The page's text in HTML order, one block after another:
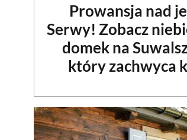
Prowansja nad
Serwy! Zobacz
domek na
który zachwyca